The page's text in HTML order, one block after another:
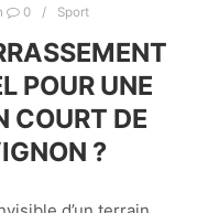
0 Sport
POUR UNE
COURT DE
?